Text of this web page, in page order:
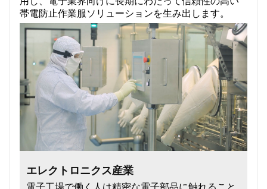
我々に連絡し
帯電防止作業服ソリューションを生み出します。
エレクトロニクス産業